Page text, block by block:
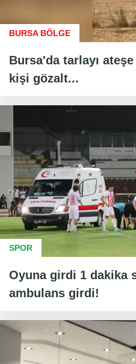
BURSA BÖLGE
Bursa'da tarlayı
kişi gözalt...
SPOR
Oyuna girdi 1 dakika
ambulans girdi!